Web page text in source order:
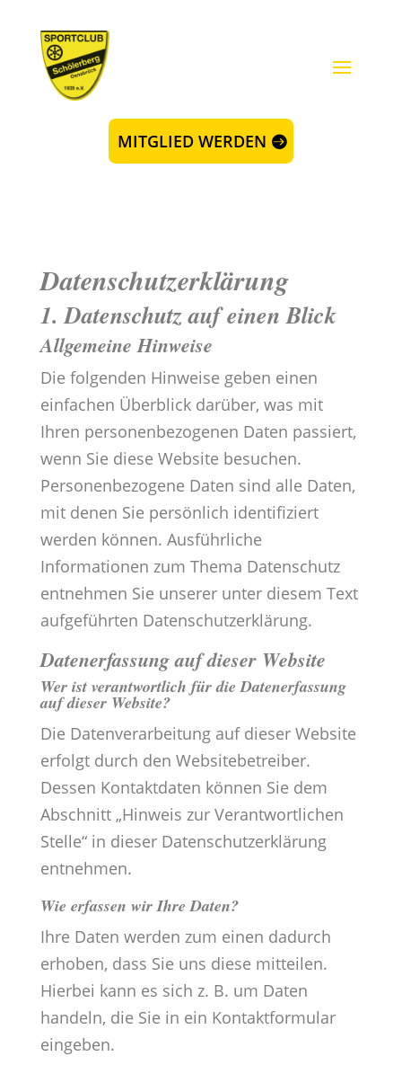
MITGLIED WERDEN
Datenschutz­erklärung
1. Datenschutz auf einen Blick
Allgemeine Hinweise
Die folgenden Hinweise geben einen
einfachen Überblick darüber, was mit
Ihren personenbezogenen Daten passiert,
wenn Sie diese Website besuchen.
Personenbezogene Daten sind alle Daten,
mit denen Sie persönlich identifiziert
werden können. Ausführliche
Informationen zum Thema Datenschutz
entnehmen Sie unserer unter diesem Text
aufgeführten Datenschutzerklärung.
Datenerfassung auf dieser Website
Wer ist verantwortlich für die Datenerfassung
auf dieser Website?
Die Datenverarbeitung auf dieser Website
erfolgt durch den Websitebetreiber.
Dessen Kontaktdaten können Sie dem
Abschnitt „Hinweis zur Verantwortlichen
Stelle“ in dieser Datenschutzerklärung
entnehmen.
Wie erfassen wir Ihre Daten?
Ihre Daten werden zum einen dadurch
erhoben, dass Sie uns diese mitteilen.
Hierbei kann es sich z. B. um Daten
handeln, die Sie in ein Kontaktformular
eingeben.